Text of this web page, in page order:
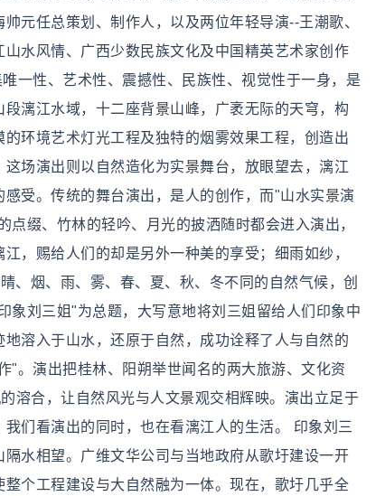
元任总策划、制作人，以及两位年轻导演--王潮歌、
水风情、广西少数民族文化及中国精英艺术家创作
一性、艺术性、震撼性、民族性、视觉性于一身，是
漓江水域，十二座背景山峰，广袤无际的天穹，构
环境艺术灯光工程及独特的烟雾效果工程，创造出
场演出则以自然造化为实景舞台，放眼望去，漓江
受。传统的舞台演出，是人的创作，而"山水实景演
缀、竹林的轻吟、月光的披洒随时都会进入演出，
，赐给人们的却是另外一种美的享受；细雨如纱，
、烟、雨、雾、春、夏、秋、冬不同的自然气候，创
象刘三姐"为总题，大写意地将刘三姐留给人们印象中
溶入于山水，还原于自然，成功诠释了人与自然的
"。演出把桂林、阳朔举世闻名的两大旅游、文化资
溶合，让自然风光与人文景观交相辉映。演出立足于
们看演出的同时，也在看漓江人的生活。 印象刘三
水相望。广维文华公司与当地政府从歌圩建设一开
个工程建设与大自然融为一体。现在，歌圩几乎全